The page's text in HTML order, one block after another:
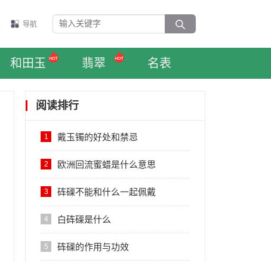
导航
和田玉 翡翠 名表
阅读排行
1 戴玉镯的好处和禁忌
2 欧洲回流蜜蜡是什么意思
3 砗磲不能和什么一起佩戴
4 白砗磲是什么
5 砗磲的作用与功效